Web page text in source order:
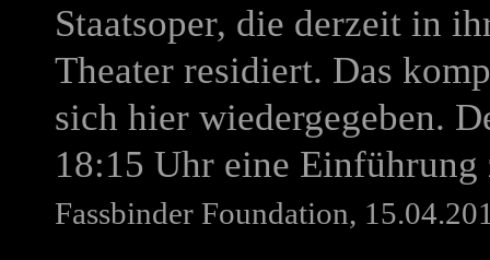
Staatsoper, die derzeit in
Theater residiert. Das
sich hier wiedergegeben.
18:15 Uhr eine Einführung
Fassbinder Foundation,